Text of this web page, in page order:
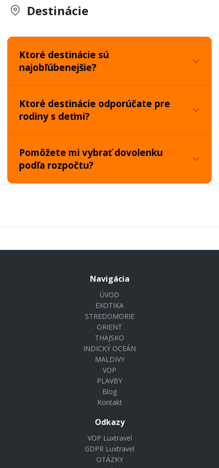
Destinácie
Ktoré destinácie sú
najobľúbenejšie?
Ktoré destinácie odporúčate pre
rodiny s deťmi?
Pomôžete mi vybrať dovolenku
podľa rozpočtu?
Navigácia
ÚVOD
EXOTIKA
STREDOMORIE
ORIENT
THAJSKO
INDICKÝ OCEÁN
MALDIVY
VOP
PLAVBY
Blog
Kontakt
Odkazy
VOP Luxtravel
GDPR Luxtravel
OTÁZKY